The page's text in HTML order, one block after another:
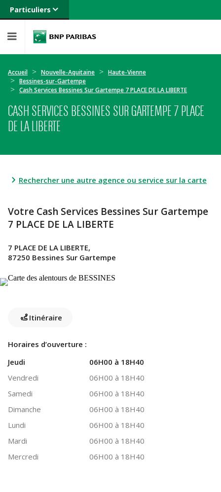
Particuliers
Banque privée
Entreprises
Accueil Nouvelle-Aquitaine
Haute-Vienne
Bessines-sur-Gartempe
Cash Services Bessines Sur Gartempe 7 PLACE DE LA LIBERTE
CASH SERVICES BESSINES SUR GARTEMPE 7 PLACE
DE LA LIBERTE
Rechercher une autre agence ou service sur la carte
Votre Cash Services Bessines Sur Gartempe
7 PLACE DE LA LIBERTE
7 PLACE DE LA LIBERTE,
87250 Bessines Sur Gartempe
Itinéraire
Horaires d’ouverture :
Jeudi
06H00 à 18H40
Vendredi
06H00 à 18H40
Samedi
06H00 à 18H40
Dimanche
06H00 à 18H40
Lundi
06H00 à 18H40
Mardi
06H00 à 18H40
Mercredi
06H00 à 18H40